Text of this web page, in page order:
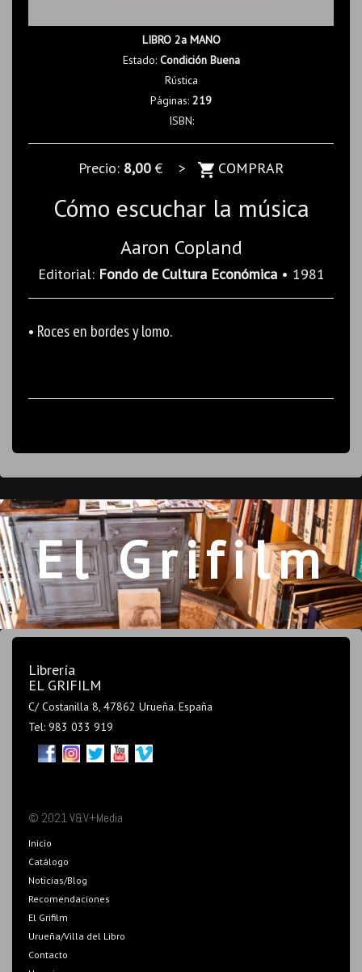
LIBRO 2a MANO
Estado: Condición Buena
Rústica
Páginas: 219
ISBN:
Precio: 8,00€ > COMPRAR
Cómo escuchar la música
Aaron Copland
Editorial: Fondo de Cultura Económica• 1981
• Roces en bordes y lomo.
El Grifilm
Librería
EL GRIFILM
C/ Costanilla 8, 47862 Urueña. España
Tel: 983 033 919
© 2021 V&V+Media
Inicio
Catálogo
Noticias/Blog
Recomendaciones
El Grifilm
Urueña/Villa del Libro
Contacto